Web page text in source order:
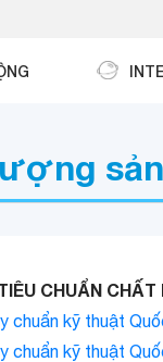
CHUẨN
chuẩn kỹ thuật
chuẩn kỹ thuật